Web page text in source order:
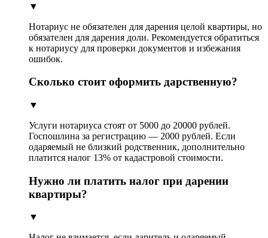
▼
Нотариус не обязателен для дарения целой квартиры, но
обязателен для дарения доли. Рекомендуется обратиться
к нотариусу для проверки документов и избежания
ошибок.
Сколько стоит оформить дарственную?
▼
Услуги нотариуса стоят от 5000 до 20000 рублей.
Госпошлина за регистрацию — 2000 рублей. Если
одаряемый не близкий родственник, дополнительно
платится налог 13% от кадастровой стоимости.
Нужно ли платить налог при дарении
квартиры?
▼